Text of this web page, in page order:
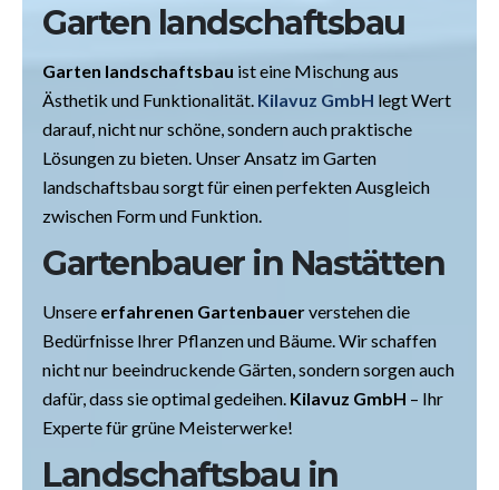
Garten landschaftsbau
Garten landschaftsbau ist eine Mischung aus
Ästhetik und Funktionalität. Kilavuz GmbH legt Wert
darauf, nicht nur schöne, sondern auch praktische
Lösungen zu bieten. Unser Ansatz im Garten
landschaftsbau sorgt für einen perfekten Ausgleich
zwischen Form und Funktion.
Gartenbauer in Nastätten
Unsere erfahrenen Gartenbauerverstehen die
Bedürfnisse Ihrer Pflanzen und Bäume. Wir schaffen
nicht nur beeindruckende Gärten, sondern sorgen auch
dafür, dass sie optimal gedeihen. Kilavuz GmbH – Ihr
Experte für grüne Meisterwerke!
Landschaftsbau in